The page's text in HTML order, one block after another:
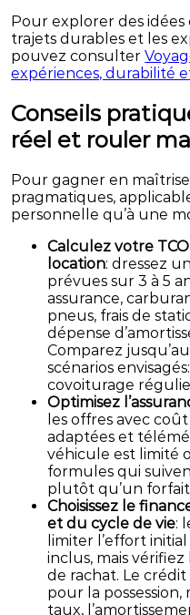
Pour explorer des
trajets durables et les
pouvez consulter
expériences, durabilité
Conseils
réel et rouler
Pour gagner en
pragmatiques,
personnelle qu’à une
Calculez votre
location: dressez
prévues sur 3 à 5
assurance,
pneus, frais de
dépense
Comparez
scénarios
covoiturage
Optimisez
les offres avec
adaptées et
véhicule est limité
formules qui
plutôt qu’un
Choisissez le
et du cycle de vie:
limiter l’effort
inclus, mais
de rachat. Le
pour la
taux,